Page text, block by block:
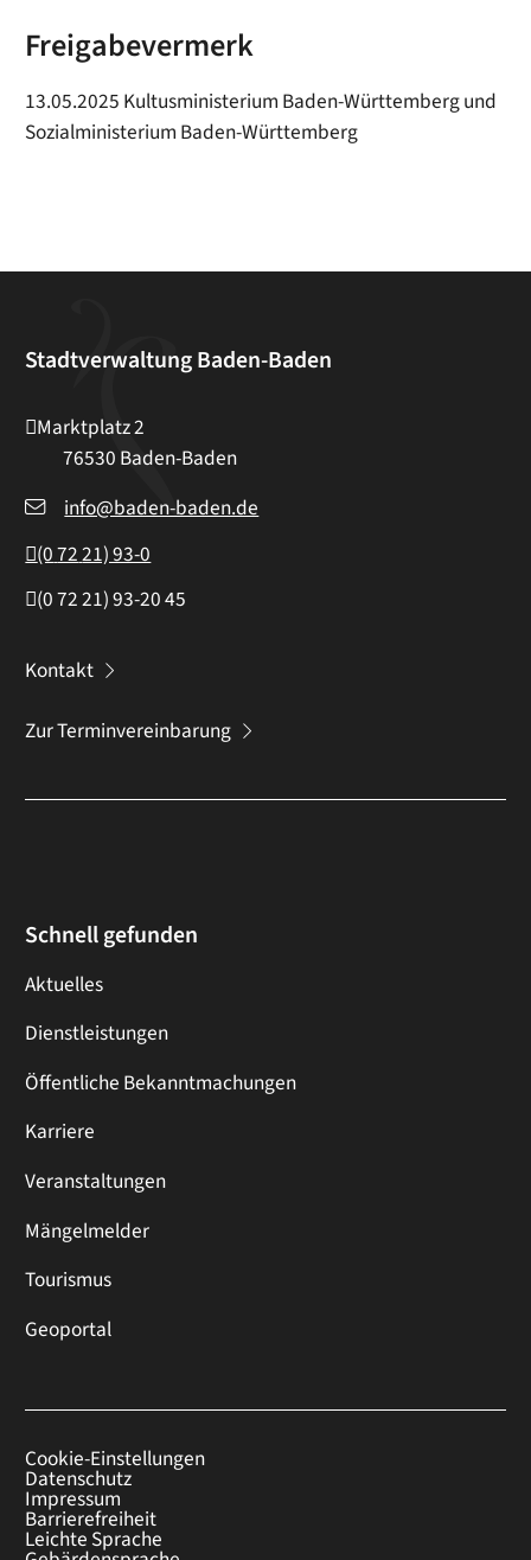
Freigabevermerk
13.05.2025 Kultusministerium Baden-Württemberg und
Sozialministerium Baden-Württemberg
Stadtverwaltung Baden-Baden
Marktplatz 2
76530 Baden-Baden
info@baden-baden.de
(07221) 93-0
(07221) 93-2045
Kontakt
Zur Terminvereinbarung
Schnell gefunden
Aktuelles
Dienstleistungen
Öffentliche Bekanntmachungen
Karriere
Veranstaltungen
Mängelmelder
Tourismus
Geoportal
Cookie-Einstellungen
Datenschutz
Impressum
Barrierefreiheit
Leichte Sprache